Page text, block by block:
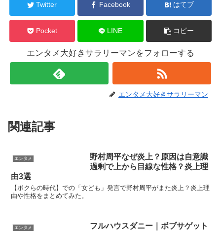
Twitter Facebook はてブ
Pocket LINE コピー
エンタメ大好きサラリーマンをフォローする
エンタメ大好きサラリーマン
関連記事
エンタメ
野村周平なぜ炎上？原因は自意識
過剰で上から目線な性格？炎上理
由3選
【ボクらの時代】での「女ども」発言で野村周平がまた炎上？炎上理
由や性格をまとめてみた。
エンタメ
フルハウスダニー｜ボブサゲット